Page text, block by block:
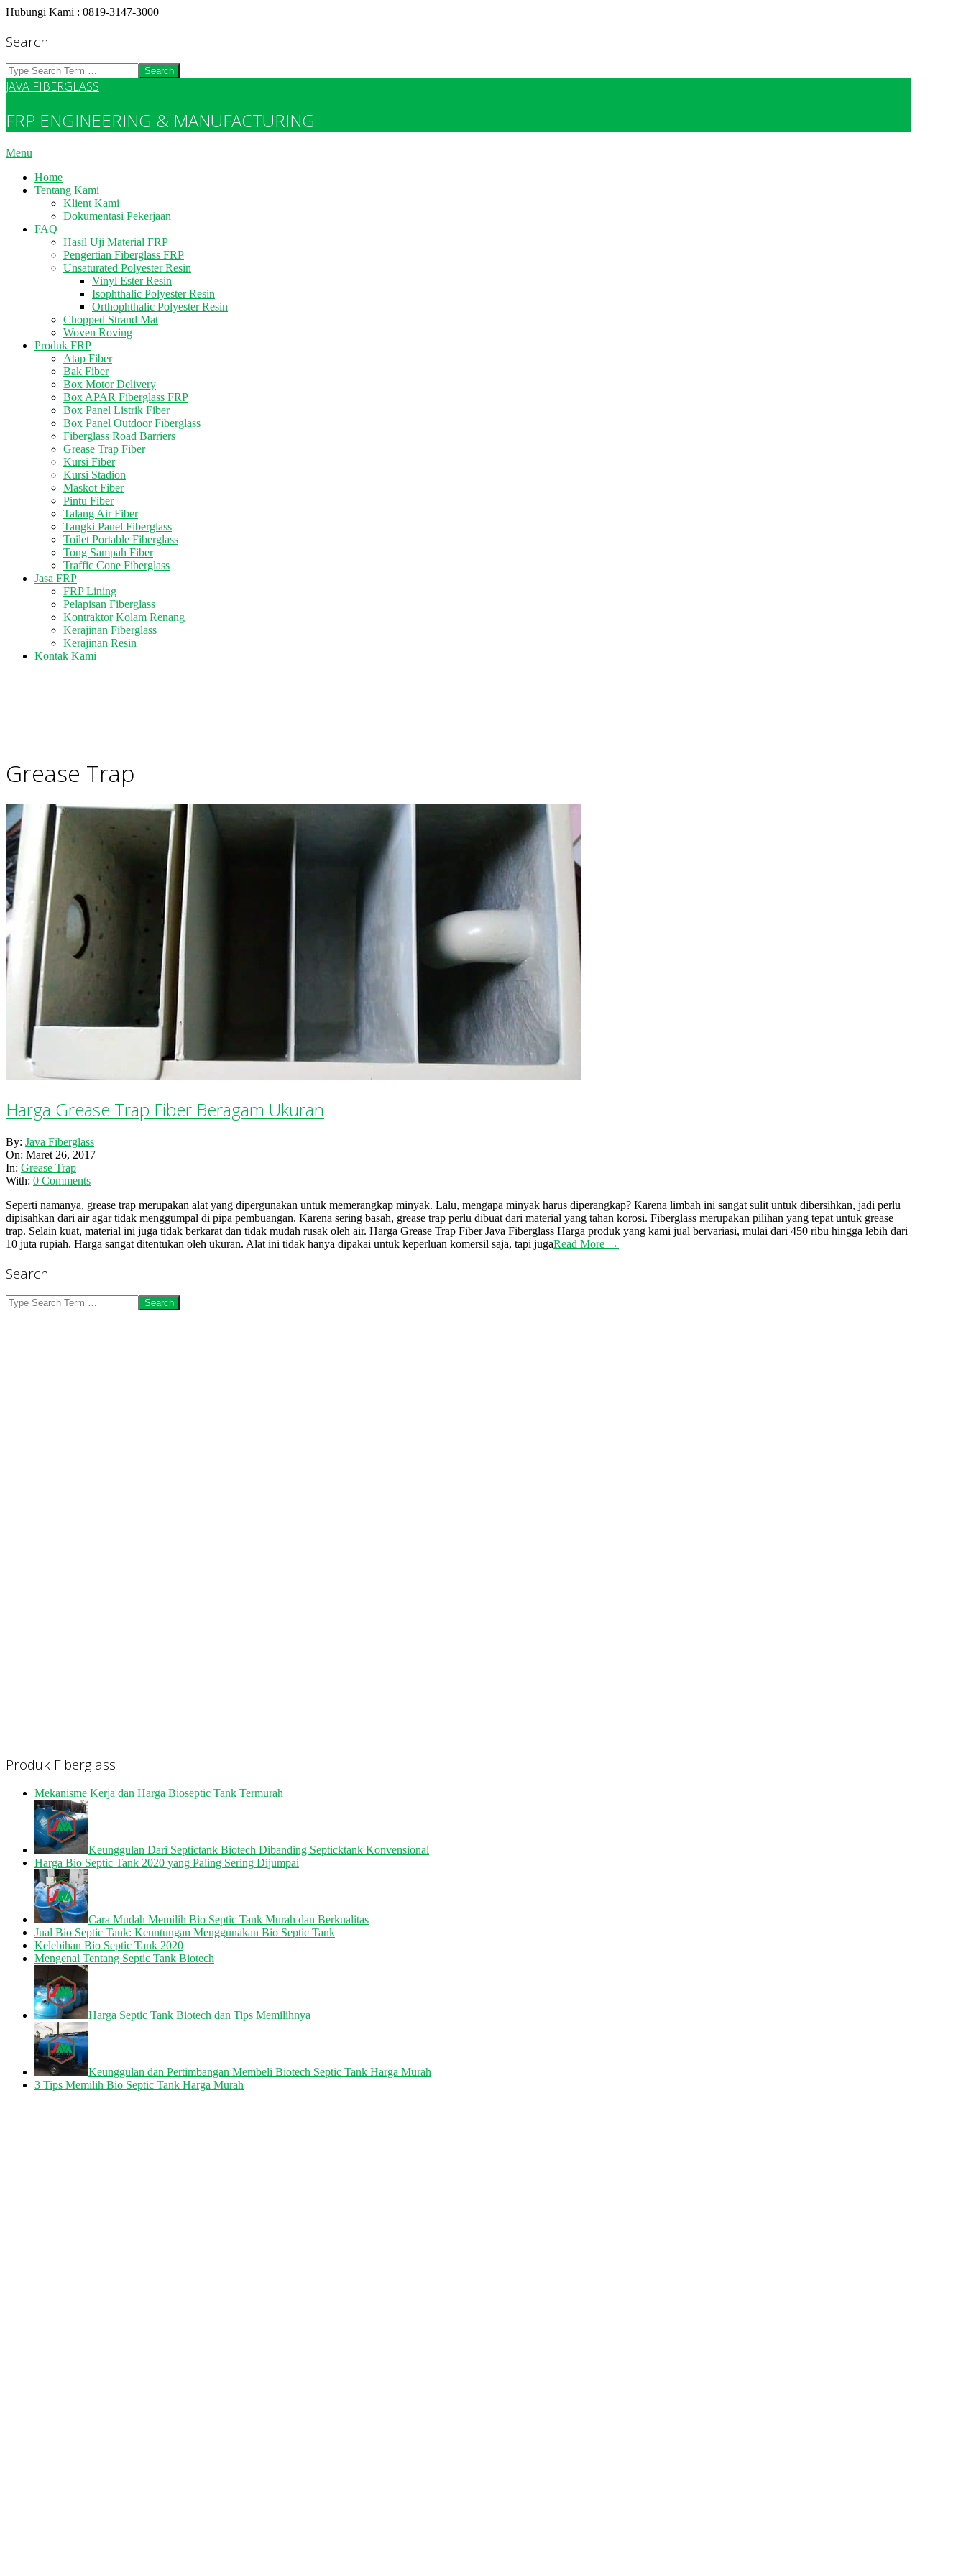
Skip
content
Hubungi Kami : 0819-3147-3000
Search
Search
JAVA FIBERGLASS
FRP ENGINEERING & MANUFACTURING
Primary
Menu
Menu
Home
Tentang Kami
Klient Kami
Dokumentasi Pekerjaan
FAQ
Hasil Uji Material FRP
Pengertian Fiberglass FRP
Unsaturated Polyester Resin
Vinyl Ester Resin
Isophthalic Polyester Resin
Orthophthalic Polyester Resin
Chopped Strand Mat
Woven Roving
Produk FRP
Atap Fiber
Bak Fiber
Box Motor Delivery
Box APAR Fiberglass FRP
Box Panel Listrik Fiber
Box Panel Outdoor Fiberglass
Fiberglass Road Barriers
Grease Trap Fiber
Kursi Fiber
Kursi Stadion
Maskot Fiber
Pintu Fiber
Talang Air Fiber
Tangki Panel Fiberglass
Toilet Portable Fiberglass
Tong Sampah Fiber
Traffic Cone Fiberglass
Jasa FRP
FRP Lining
Pelapisan Fiberglass
Kontraktor Kolam Renang
Kerajinan Fiberglass
Kerajinan Resin
Kontak Kami
Grease Trap
Harga Grease Trap Fiber Beragam Ukuran
2017-
03-
26
By: Java Fiberglass
On: Maret 26, 2017
In: Grease Trap
With: 0 Comments
Seperti namanya, grease trap merupakan alat yang dipergunakan untuk memerangkap minyak. Lalu, mengapa minyak harus diperangkap? Karena limbah ini sangat sulit untuk dibersihkan, jadi perlu
dipisahkan dari air agar tidak menggumpal di pipa pembuangan. Karena sering basah, grease trap perlu dibuat dari material yang tahan korosi. Fiberglass merupakan pilihan yang tepat untuk grease
trap. Selain kuat, material ini juga tidak berkarat dan tidak mudah rusak oleh air. Harga Grease Trap Fiber Java Fiberglass Harga produk yang kami jual bervariasi, mulai dari 450 ribu hingga lebih dari
10 juta rupiah. Harga sangat ditentukan oleh ukuran. Alat ini tidak hanya dipakai untuk keperluan komersil saja, tapi jugaRead More →
Search
Search
Produk Fiberglass
Mekanisme Kerja dan Harga Bioseptic Tank Termurah
Keunggulan Dari Septictank Biotech Dibanding Septicktank Konvensional
Harga Bio Septic Tank 2020 yang Paling Sering Dijumpai
Cara Mudah Memilih Bio Septic Tank Murah dan Berkualitas
Jual Bio Septic Tank: Keuntungan Menggunakan Bio Septic Tank
Kelebihan Bio Septic Tank 2020
Mengenal Tentang Septic Tank Biotech
Harga Septic Tank Biotech dan Tips Memilihnya
Keunggulan dan Pertimbangan Membeli Biotech Septic Tank Harga Murah
3 Tips Memilih Bio Septic Tank Harga Murah